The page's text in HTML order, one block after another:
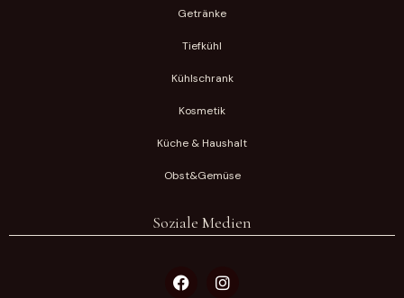
Getränke
Tiefkühl
Kühlschrank
Kosmetik
Küche & Haushalt
Obst&Gemüse
Soziale Medien